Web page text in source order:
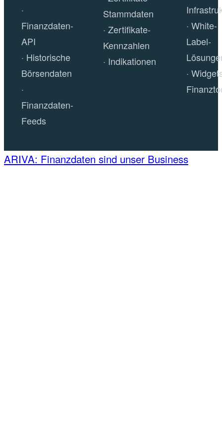
Finanzdaten-
API
Historische
Börsendaten
Finanzdaten-
Feeds
Stammdaten
Zertifikate-
Kennzahlen
Indikationen
White-
Label-
ARIVA: Finanzdaten sind unser Business